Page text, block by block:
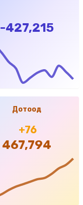
-427,215
Дотоод
+76
467,794